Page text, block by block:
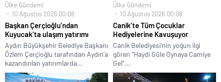
Ülke Gündemi
10 Ağustos 2026 00:08
Başkan Çerçioğlu’ndan
Kuyucak’ta ulaşım yatırımı
Aydın Büyükşehir Belediye Başkanı
Özlem Çerçioğlu tarafından Aydın’a
kazandırılan yatırımlarda...
Ülke Gündemi
10 Ağustos 2026 00:08
Canik’te Tüm Çocuklar
Hediyelerine Kavuşuyor
Canik Belediyesi’nin yoğun ilgi
gören “Haydi Güle Oynaya Camiye
Gel”...